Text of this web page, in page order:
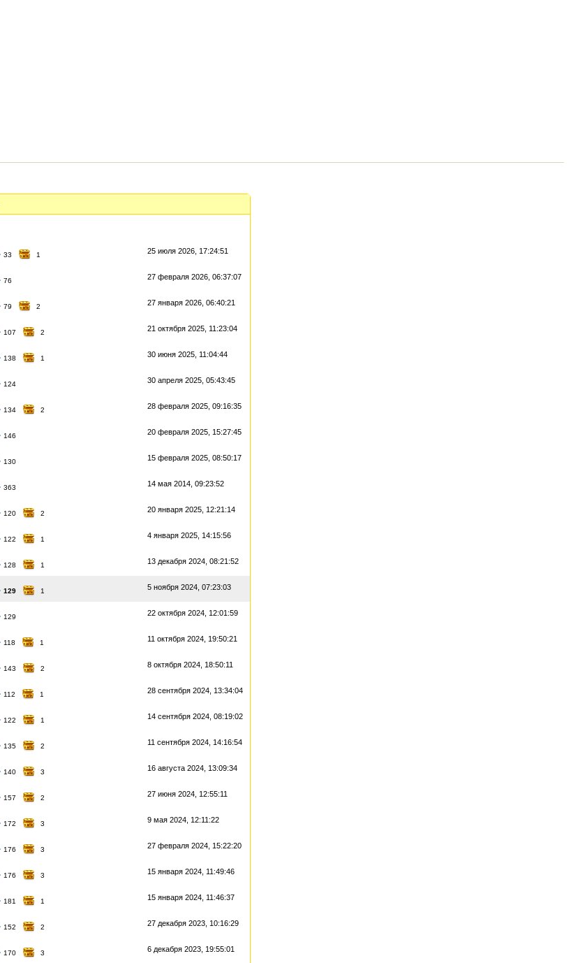
33 1 25 июля 2026, 17:24:51
76 27 февраля 2026, 06:37:07
79 2 27 января 2026, 06:40:21
107 2 21 октября 2025, 11:23:04
138 1 30 июня 2025, 11:04:44
124 30 апреля 2025, 05:43:45
134 2 28 февраля 2025, 09:16:35
146 20 февраля 2025, 15:27:45
130 15 февраля 2025, 08:50:17
363 14 мая 2014, 09:23:52
120 2 20 января 2025, 12:21:14
122 1 4 января 2025, 14:15:56
128 1 13 декабря 2024, 08:21:52
129 1 5 ноября 2024, 07:23:03
129 22 октября 2024, 12:01:59
118 1 11 октября 2024, 19:50:21
143 2 8 октября 2024, 18:50:11
112 1 28 сентября 2024, 13:34:04
122 1 14 сентября 2024, 08:19:02
135 2 11 сентября 2024, 14:16:54
140 3 16 августа 2024, 13:09:34
157 2 27 июня 2024, 12:55:11
172 3 9 мая 2024, 12:11:22
176 3 27 февраля 2024, 15:22:20
176 3 15 января 2024, 11:49:46
181 1 15 января 2024, 11:46:37
152 2 27 декабря 2023, 10:16:29
170 3 6 декабря 2023, 19:55:01